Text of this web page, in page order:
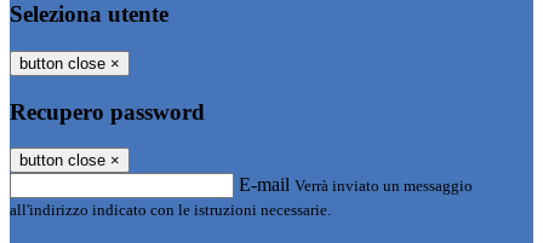
Seleziona utente
button close ×
Recupero password
button close ×
E-mail Verrà inviato un messaggio
all'indirizzo indicato con le istruzioni necessarie.